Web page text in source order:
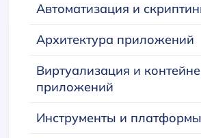
Автоматизация и
Архитектура приложений
Виртуализация и
приложений
Инструменты и